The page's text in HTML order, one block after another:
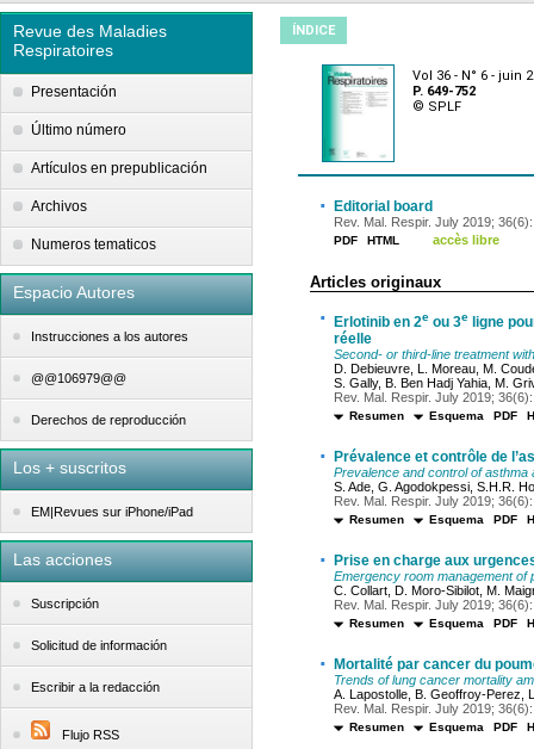
Revue des Maladies
Respiratoires
Presentación
Último número
Artículos en prepublicación
Archivos
Numeros tematicos
Espacio Autores
Instrucciones a los autores
@@106979@@
Derechos de reproducción
Los + suscritos
EM|Revues sur iPhone/iPad
Las acciones
Suscripción
Solicitud de información
Escribir a la redacción
Flujo RSS
ÍNDICE
Vol 36 - N° 6 - juin
P. 649-752
© SPLF
· Editorial board
Rev. Mal. Respir. July 2019;
PDF HTML accès libre
Articles originaux
· Erlotinib en 2e ou 3e ligne
réelle
Second- or third-line treatment
D. Debieuvre, L. Moreau, M.
S. Gally, B. Ben Hadj Yahia, M.
Rev. Mal. Respir. July 2019;
Resumen Esquema PDF
· Prévalence et contrôle de
Prevalence and control of asthma
S. Ade, G. Agodokpessi, S.H.R.
Rev. Mal. Respir. July 2019;
Resumen Esquema PDF
· Prise en charge aux
Emergency room management of
C. Collart, D. Moro-Sibilot, M.
Rev. Mal. Respir. July 2019;
Resumen Esquema PDF
· Mortalité par cancer du
Trends of lung cancer mortality
A. Lapostolle, B. Geoffroy-Perez,
Rev. Mal. Respir. July 2019;
Resumen Esquema PDF